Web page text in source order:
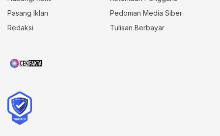
Pasang Iklan
Pedoman Media Siber
Redaksi
Tulisan Berbayar